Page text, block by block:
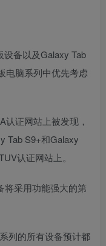
备以及Galaxy Tab
电脑系列中优先考虑
认证网站上被发现，
Tab S9+和Galaxy
认证网站上。
将采用功能强大的第
列的所有设备预计都